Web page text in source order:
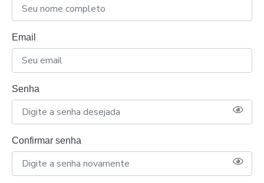
Email
Senha
Confirmar senha